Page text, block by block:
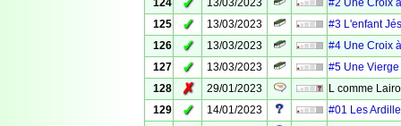
124
13/03/2023
#2 Une Croix
125
✓ 13/03/2023
#3 L'enfant
126
✓ 13/03/2023
#4 Une Croix
127
✓ 13/03/2023
#5 Une
128
✗ 29/01/2023
L comme
129
✓ 14/01/2023
#01 Les